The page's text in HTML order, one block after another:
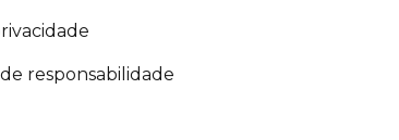
responsabilidade